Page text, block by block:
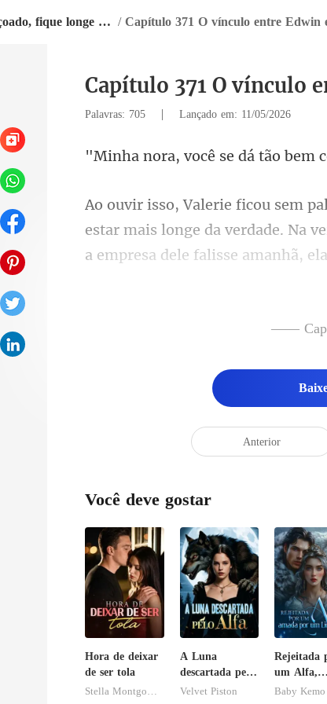
Chefe amaldiçoado, fique longe de mim! / Capítulo 371 O vínculo entre Edwin
Capítulo 371 O vínculo
Palavras: 705 | Lançado em: 11/05/2026
ocê se dá tão
estar mais longe da verdade. Na
——
Anterior
Você deve gostar
Hora de deixar
de ser tola
A Luna
descartada pelo
Alfa
Velvet Piston
Rejeitada
um Alfa,
amada por
Baby Kemo